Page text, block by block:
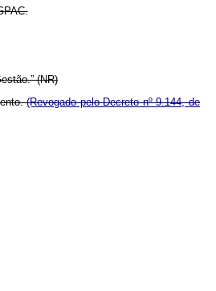
(NR)
(Revogado pelo Decreto nº 9.144, de